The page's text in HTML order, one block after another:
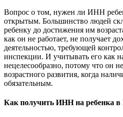
Вопрос о том, нужен ли ИНН
открытым. Большинство людей
ребенку до достижения им
как он не работает, не получает
деятельностью, требующей
инспекции. И учитывать его как
нецелесообразно, потому что он
возрастного развития, когда
обязательным.
Как получить ИНН на ребенка в